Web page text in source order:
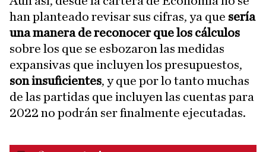
han planteado revisar sus cifras, ya que sería
una manera de reconocer que los cálculos
sobre los que se esbozaron las medidas
expansivas que incluyen los presupuestos,
son insuficientes, y que por lo tanto muchas
de las partidas que incluyen las cuentas para
2022 no podrán ser finalmente ejecutadas.